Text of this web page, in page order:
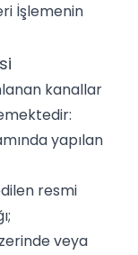
İşlemenin
kanallar
yapılan
resmi
veya